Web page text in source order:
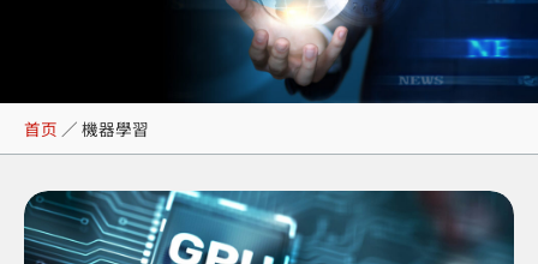
機器學習
首页 ／ 機器學習